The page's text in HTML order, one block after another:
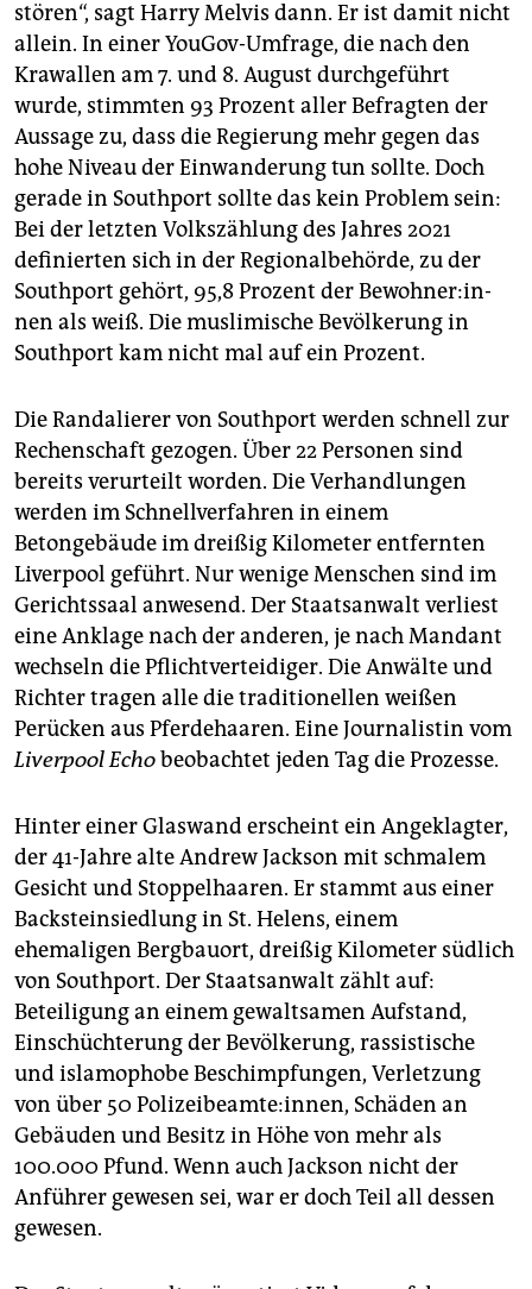
stören“, sagt Harry Melvis dann. Er ist damit nicht
allein. In einer YouGov-Umfrage, die nach den
Krawallen am 7. und 8. August durchgeführt
wurde, stimmten 93 Prozent aller Befragten der
Aussage zu, dass die Regierung mehr gegen das
hohe Niveau der Einwanderung tun sollte. Doch
gerade in Southport sollte das kein Problem sein:
Bei der letzten Volkszählung des Jahres 2021
definierten sich in der Regionalbehörde, zu der
Southport gehört, 95,8 Prozent der Be­woh­ne­r:in­
nen als weiß. Die muslimische Bevölkerung in
Southport kam nicht mal auf ein Prozent.
Die Randalierer von Southport werden schnell zur
Rechenschaft gezogen. Über 22 Personen sind
bereits verurteilt worden. Die Verhandlungen
werden im Schnellverfahren in einem
Betongebäude im dreißig Kilometer entfernten
Liverpool geführt. Nur wenige Menschen sind im
Gerichtssaal anwesend. Der Staatsanwalt verliest
eine Anklage nach der anderen, je nach Mandant
wechseln die Pflichtverteidiger. Die Anwälte und
Richter tragen alle die traditionellen weißen
Perücken aus Pferdehaaren. Eine Journalistin vom
Liverpool Echobeobachtet jeden Tag die Prozesse.
Hinter einer Glaswand erscheint ein Angeklagter,
der 41-Jahre alte Andrew Jackson mit schmalem
Gesicht und Stoppelhaaren. Er stammt aus einer
Backsteinsiedlung in St. Helens, einem
ehemaligen Bergbauort, dreißig Kilometer südlich
von Southport. Der Staatsanwalt zählt auf:
Beteiligung an einem gewaltsamen Aufstand,
Einschüchterung der Bevölkerung, rassistische
und islamophobe Beschimpfungen, Verletzung
von über 50 Polizeibeamte:innen, Schäden an
Gebäuden und Besitz in Höhe von mehr als
100.000 Pfund. Wenn auch Jackson nicht der
Anführer gewesen sei, war er doch Teil all dessen
gewesen.